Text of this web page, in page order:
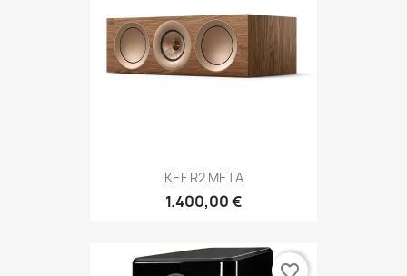
KEF R2 META
1.400,00 €